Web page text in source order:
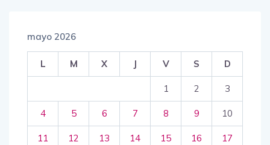
mayo 2026
L M X J V S D
1 2 3
4 5 6 7 8 9 10
11 12 13 14 15 16 17